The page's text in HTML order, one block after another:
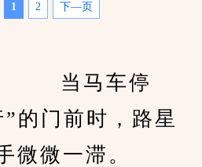
1 2 下—页
车停
的门前时，路星
微微一滞。